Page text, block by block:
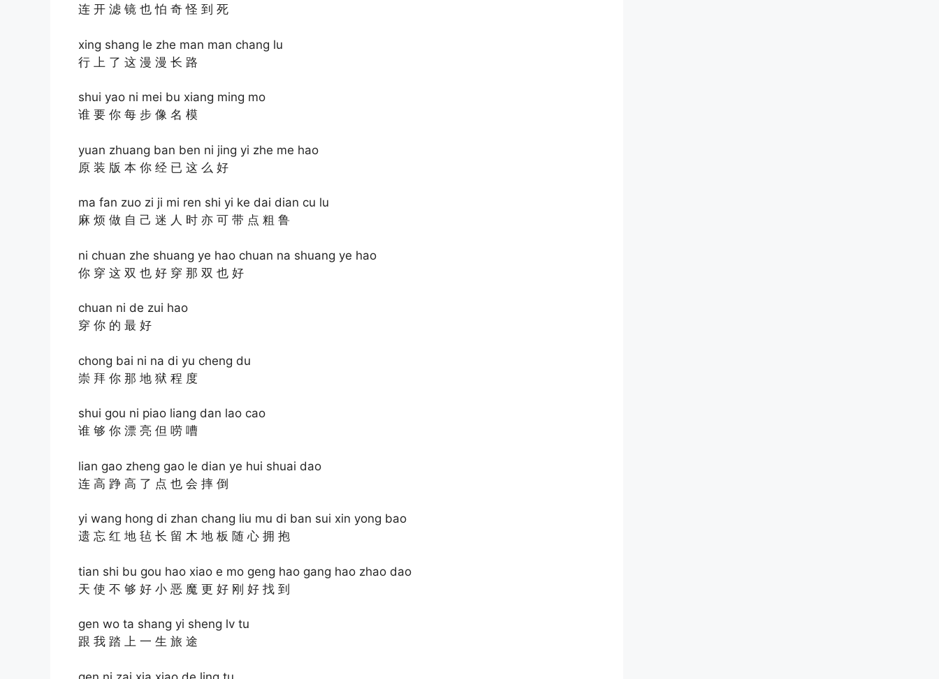
连 开 滤 镜 也 怕 奇 怪 到 死
xing shang le zhe man man chang lu
行 上 了 这 漫 漫 长 路
shui yao ni mei bu xiang ming mo
谁 要 你 每 步 像 名 模
yuan zhuang ban ben ni jing yi zhe me hao
原 装 版 本 你 经 已 这 么 好
ma fan zuo zi ji mi ren shi yi ke dai dian cu lu
麻 烦 做 自 己 迷 人 时 亦 可 带 点 粗 鲁
ni chuan zhe shuang ye hao chuan na shuang ye hao
你 穿 这 双 也 好 穿 那 双 也 好
chuan ni de zui hao
穿 你 的 最 好
chong bai ni na di yu cheng du
崇 拜 你 那 地 狱 程 度
shui gou ni piao liang dan lao cao
谁 够 你 漂 亮 但 唠 嘈
lian gao zheng gao le dian ye hui shuai dao
连 高 踭 高 了 点 也 会 摔 倒
yi wang hong di zhan chang liu mu di ban sui xin yong bao
遗 忘 红 地 毡 长 留 木 地 板 随 心 拥 抱
tian shi bu gou hao xiao e mo geng hao gang hao zhao dao
天 使 不 够 好 小 恶 魔 更 好 刚 好 找 到
gen wo ta shang yi sheng lv tu
跟 我 踏 上 一 生 旅 途